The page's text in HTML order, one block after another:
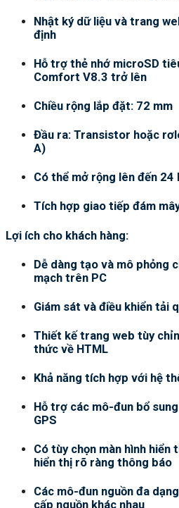
Nhật ký dữ liệu và trang
định
Hỗ trợ thẻ nhớ microSD
Comfort V8.3 trở lên
Chiều rộng lắp đặt: 72 mm
Đầu ra: Transistor hoặc
A)
Có thể mở rộng lên đến 24
Tích hợp giao tiếp đám
Lợi ích cho khách hàng:
Dễ dàng tạo và mô phỏng
mạch trên PC
Giám sát và điều khiển tải
Thiết kế trang web tùy
thức về HTML
Khả năng tích hợp với hệ
Hỗ trợ các mô-đun bổ
GPS
Có tùy chọn màn hình hiển
hiển thị rõ ràng thông báo
Các mô-đun nguồn đa
cấp nguồn khác nhau